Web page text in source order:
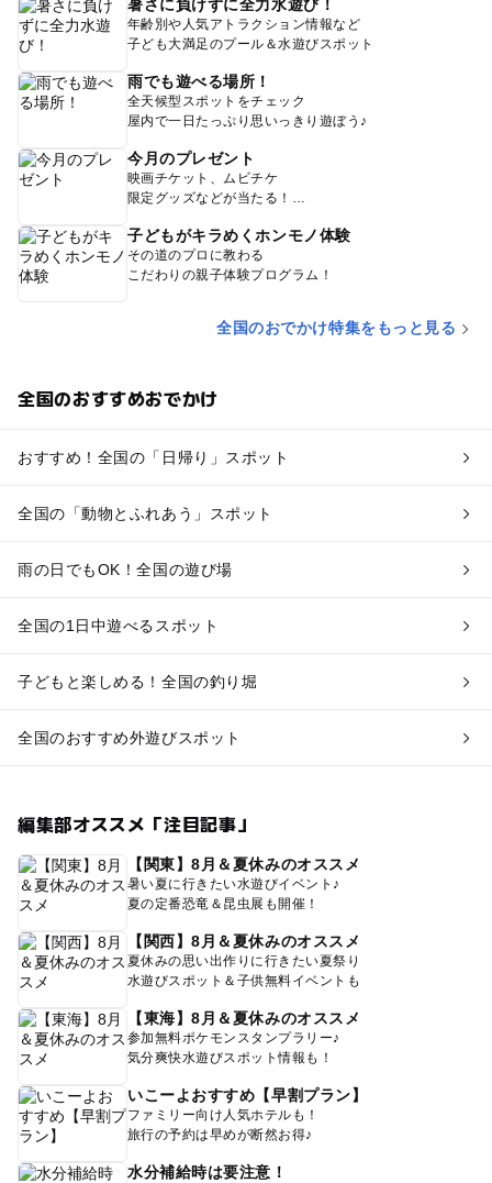
暑さに負けずに全力水遊び！
年齢別や人気アトラクション情報など
子ども大満足のプール＆水遊びスポット
雨でも遊べる場所！
全天候型スポットをチェック
屋内で一日たっぷり思いっきり遊ぼう♪
今月のプレゼント
映画チケット、ムビチケ
限定グッズなどが当たる！
子どもがキラめくホンモノ体験
その道のプロに教わる
こだわりの親子体験プログラム！
全国のおでかけ特集をもっと見る
全国のおすすめおでかけ
おすすめ！全国の「日帰り」スポット
全国の「動物とふれあう」スポット
雨の日でもOK！全国の遊び場
全国の1日中遊べるスポット
子どもと楽しめる！全国の釣り堀
全国のおすすめ外遊びスポット
編集部オススメ「注目記事」
【関東】8月＆夏休みのオススメ
暑い夏に行きたい水遊びイベント♪
夏の定番恐竜＆昆虫展も開催！
【関西】8月＆夏休みのオススメ
夏休みの思い出作りに行きたい夏祭り
水遊びスポット＆子供無料イベントも
【東海】8月＆夏休みのオススメ
参加無料ポケモンスタンプラリー♪
気分爽快水遊びスポット情報も！
いこーよおすすめ【早割プラン】
ファミリー向け人気ホテルも！
旅行の予約は早めが断然お得♪
水分補給時は要注意！